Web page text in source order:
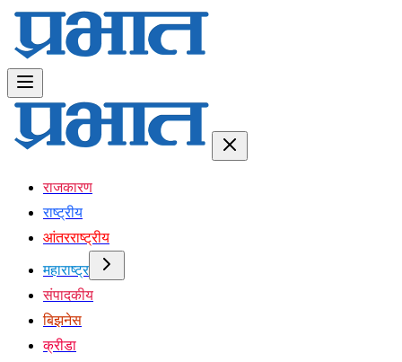
राजकारण
राष्ट्रीय
आंतरराष्ट्रीय
महाराष्ट्र
संपादकीय
बिझनेस
क्रीडा